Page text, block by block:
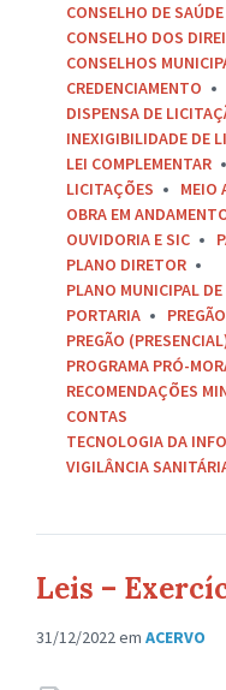
CONSELHO DE SAÚDE
CONSELHO DOS
CONSELHOS
CREDENCIAMENTO
DISPENSA DE
INEXIGIBILIDADE DE
LEI COMPLEMENTAR
LICITAÇÕES
MEIO
OBRA EM
OUVIDORIA E SIC
PLANO DIRETOR
PLANO MUNICIPAL
PORTARIA
PREGÃO
PROGRAMA PRÓ-
RECOMENDAÇÕES
CONTAS
TECNOLOGIA DA
VIGILÂNCIA
Leis –
31/12/2022em ACERVO